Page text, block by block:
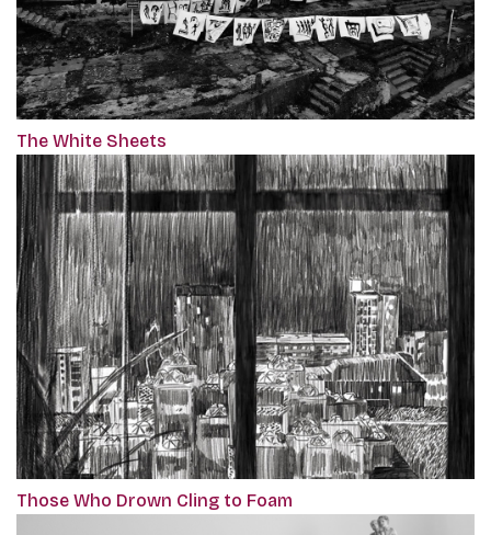
The White Sheets
Those Who Drown Cling to Foam